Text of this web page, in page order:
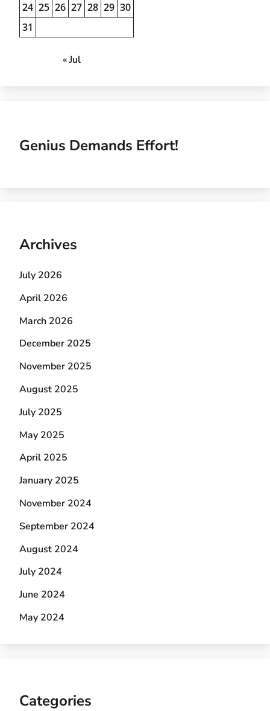
24 25 26 27 28 29 30
31
« Jul
Genius Demands Effort!
Archives
July 2026
April 2026
March 2026
December 2025
November 2025
August 2025
July 2025
May 2025
April 2025
January 2025
November 2024
September 2024
August 2024
July 2024
June 2024
May 2024
Categories